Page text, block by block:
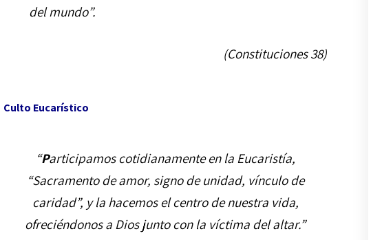
del mundo”.
(Constituciones 38)
Culto Eucarístico
“Participamos cotidianamente en la Eucaristía,
“Sacramento de amor, signo de unidad, vínculo de
caridad”, y la hacemos el centro de nuestra vida,
ofreciéndonos a Dios junto con la víctima del altar.”